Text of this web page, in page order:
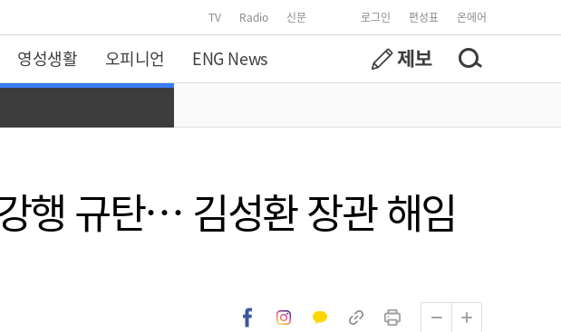
TV Radio 신문 로그인 편성표 온에어
영성생활 오피니언 ENG News
행 규탄… 김성환 장관 해임